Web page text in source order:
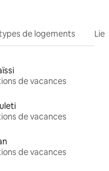
de logements
de vacances
de vacances
de vacances